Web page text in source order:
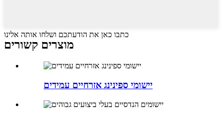
כתבו כאן את הודעתכם ושלחו אותה אלינו
מוצרים קשורים
יישומי ספינינג אזרחיים עמידים